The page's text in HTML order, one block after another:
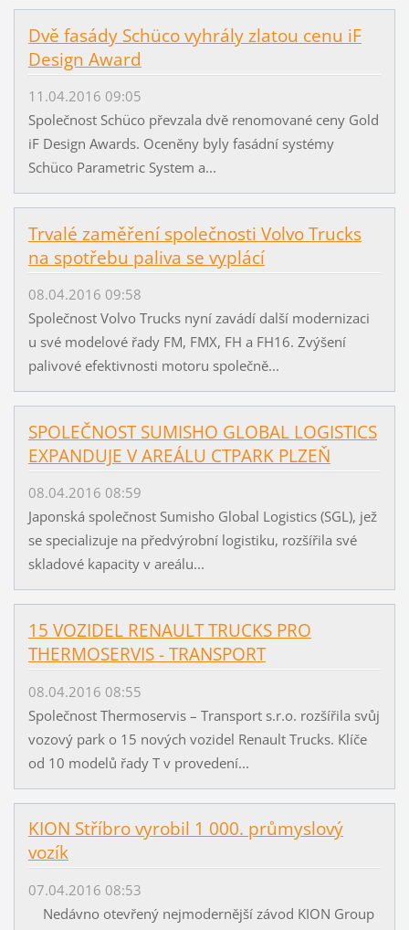
Dvě fasády Schüco vyhrály zlatou cenu iF
Design Award
11.04.2016 09:05
Společnost Schüco převzala dvě renomované ceny Gold
iF Design Awards. Oceněny byly fasádní systémy
Schüco Parametric System a...
Trvalé zaměření společnosti Volvo Trucks
na spotřebu paliva se vyplácí
08.04.2016 09:58
Společnost Volvo Trucks nyní zavádí další modernizaci
u své modelové řady FM, FMX, FH a FH16. Zvýšení
palivové efektivnosti motoru společně...
SPOLEČNOST SUMISHO GLOBAL LOGISTICS
EXPANDUJE V AREÁLU CTPARK PLZEŇ
08.04.2016 08:59
Japonská společnost Sumisho Global Logistics (SGL), jež
se specializuje na předvýrobní logistiku, rozšířila své
skladové kapacity v areálu...
15 VOZIDEL RENAULT TRUCKS PRO
THERMOSERVIS - TRANSPORT
08.04.2016 08:55
Společnost Thermoservis – Transport s.r.o. rozšířila svůj
vozový park o 15 nových vozidel Renault Trucks. Klíče
od 10 modelů řady T v provedení...
KION Stříbro vyrobil 1 000. průmyslový
vozík
07.04.2016 08:53
Nedávno otevřený nejmodernější závod KION Group